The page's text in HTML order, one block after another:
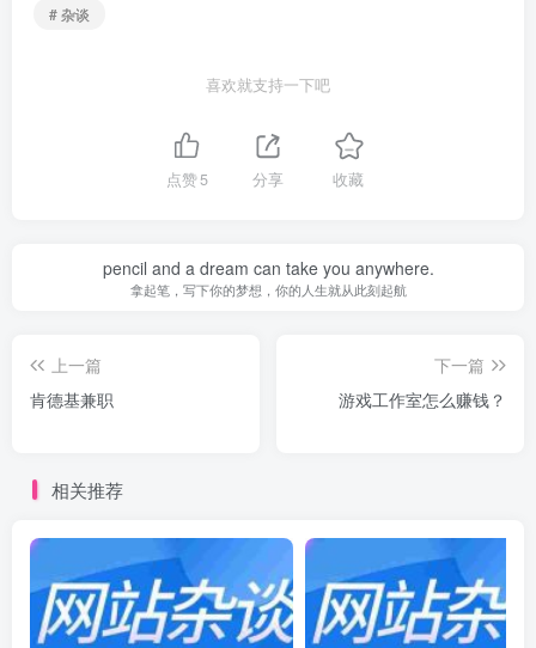
# 杂谈
喜欢就支持一下吧
点赞5 分享 收藏
pencil and a dream can take you anywhere.
拿起笔，写下你的梦想，你的人生就从此刻起航
上一篇
肯德基兼职
下一篇
游戏工作室怎么赚钱？
相关推荐